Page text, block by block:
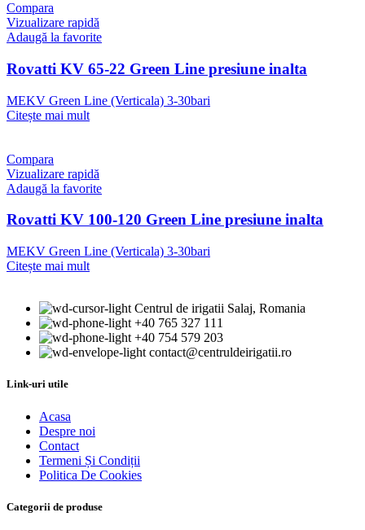
Compara
Vizualizare rapidă
Adaugă la favorite
Rovatti KV 65-22 Green Line presiune inalta
MEKV Green Line (Verticala) 3-30bari
Citește mai mult
Compara
Vizualizare rapidă
Adaugă la favorite
Rovatti KV 100-120 Green Line presiune inalta
MEKV Green Line (Verticala) 3-30bari
Citește mai mult
Centrul de irigatii Salaj, Romania
+40 765 327 111
+40 754 579 203
contact@centruldeirigatii.ro
Link-uri utile
Acasa
Despre noi
Contact
Termeni Și Condiții
Politica De Cookies
Categorii de produse